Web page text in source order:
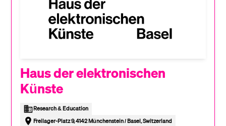
Haus der elektronischen
Künste
Research & Education
Freilager-Platz 9, 4142 Münchenstein / Basel, Switzerland